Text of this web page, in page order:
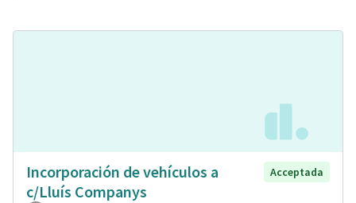
Incorporación de vehículos a
c/Lluís Companys
Acceptada